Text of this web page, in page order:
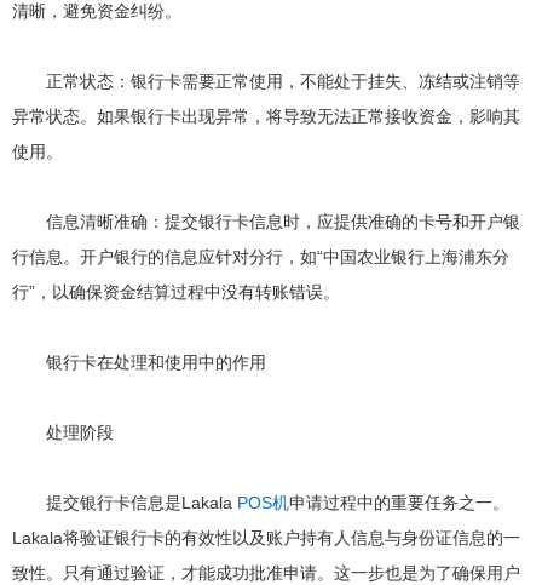
清晰，避免资金纠纷。
正常状态：银行卡需要正常使用，不能处于挂失、冻结或注销等
异常状态。如果银行卡出现异常，将导致无法正常接收资金，影响其
使用。
信息清晰准确：提交银行卡信息时，应提供准确的卡号和开户银
行信息。开户银行的信息应针对分行，如“中国农业银行上海浦东分
行”，以确保资金结算过程中没有转账错误。
银行卡在处理和使用中的作用
处理阶段
提交银行卡信息是Lakala POS机申请过程中的重要任务之一。
Lakala将验证银行卡的有效性以及账户持有人信息与身份证信息的一
致性。只有通过验证，才能成功批准申请。这一步也是为了确保用户